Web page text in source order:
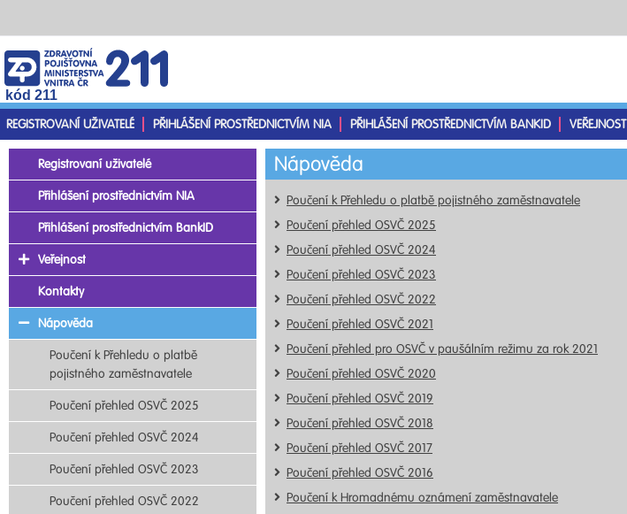
kód 211
REGISTROVANÍ UŽIVATELÉ
PŘIHLÁŠENÍ PROSTŘEDNICTVÍM NIA PŘIHLÁŠENÍ PROSTŘEDNICTVÍM BANKID VEŘEJNOST
Nápověda
Poučení k Přehledu o platbě pojistného zaměstnavatele
Poučení přehled OSVČ 2025
Poučení přehled OSVČ 2024
Poučení přehled OSVČ 2023
Poučení přehled OSVČ 2022
Poučení přehled OSVČ 2021
Poučení přehled pro OSVČ v paušálním režimu za rok 2021
Poučení přehled OSVČ 2020
Poučení přehled OSVČ 2019
Poučení přehled OSVČ 2018
Poučení přehled OSVČ 2017
Poučení přehled OSVČ 2016
Poučení k Hromadnému oznámení zaměstnavatele
Registrovaní uživatelé
Přihlášení prostřednictvím NIA
Přihlášení prostřednictvím BankID
Veřejnost
Kontakty
Nápověda
Poučení k Přehledu o platbě
pojistného zaměstnavatele
Poučení přehled OSVČ 2025
Poučení přehled OSVČ 2024
Poučení přehled OSVČ 2023
Poučení přehled OSVČ 2022